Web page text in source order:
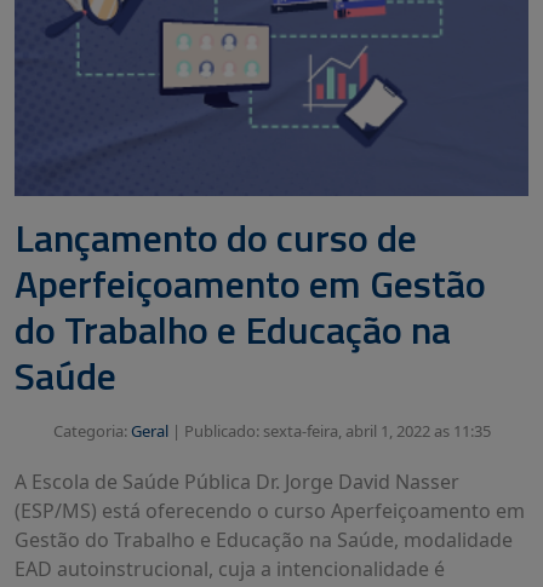
Lançamento do curso de
Aperfeiçoamento em Gestão
do Trabalho e Educação na
Saúde
Categoria: Geral| Publicado: sexta-feira, abril 1, 2022 as 11:35
A Escola de Saúde Pública Dr. Jorge David Nasser
(ESP/MS) está oferecendo o curso Aperfeiçoamento em
Gestão do Trabalho e Educação na Saúde, modalidade
EAD autoinstrucional, cuja a intencionalidade é